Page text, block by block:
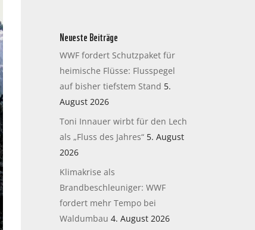
Neueste Beiträge
WWF fordert Schutzpaket für
heimische Flüsse: Flusspegel
auf bisher tiefstem Stand 5.
August 2026
Toni Innauer wirbt für den Lech
als „Fluss des Jahres“ 5. August
2026
Klimakrise als
Brandbeschleuniger: WWF
fordert mehr Tempo bei
Waldumbau 4. August 2026